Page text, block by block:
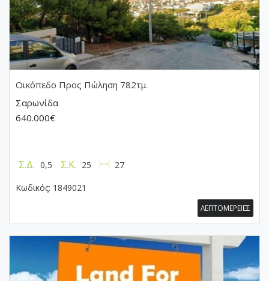
Οικόπεδο Προς Πώληση 782τμ.
Σαρωνίδα
640.000€
Σ.Δ. 0,5 Σ.Κ. 25
27
Κωδικός: 1849021
ΛΕΠΤΟΜΕΡΕΙΕΣ